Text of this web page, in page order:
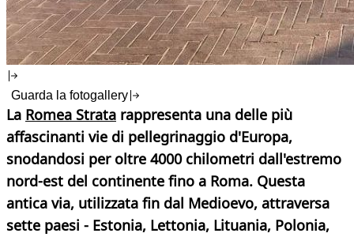
Guarda la fotogallery
La Romea Strata rappresenta una delle più
affascinanti vie di pellegrinaggio d'Europa,
snodandosi per oltre 4000 chilometri dall'estremo
nord-est del continente fino a Roma. Questa
antica via, utilizzata fin dal Medioevo, attraversa
sette paesi - Estonia, Lettonia, Lituania, Polonia,